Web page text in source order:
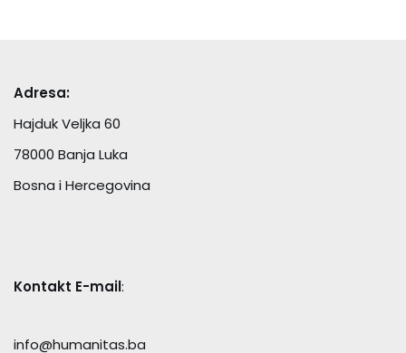
Adresa:
Hajduk Veljka 60
78000 Banja Luka
Bosna i Hercegovina
Kontakt E-mail:
info@humanitas.ba